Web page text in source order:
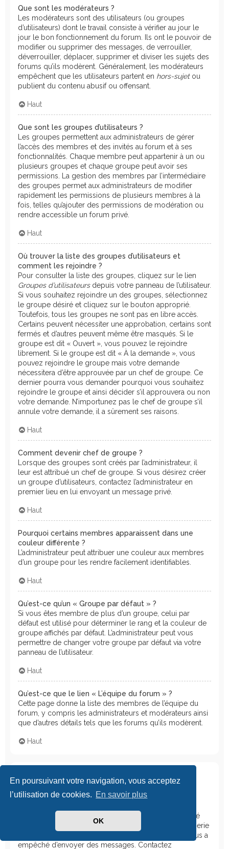
En poursuivant votre navigation, vous acceptez
l’utilisation de cookies. En savoir plus
OK
Que sont les modérateurs ?
Les modérateurs sont des utilisateurs (ou groupes
d’utilisateurs) dont le travail consiste à vérifier au jour le
jour le bon fonctionnement du forum. Ils ont le pouvoir de
modifier ou supprimer des messages, de verrouiller,
déverrouiller, déplacer, supprimer et diviser les sujets des
forums qu’ils modèrent. Généralement, les modérateurs
empêchent que les utilisateurs partent en hors-sujetou
publient du contenu abusif ou offensant.
Haut
Que sont les groupes d’utilisateurs ?
Les groupes permettent aux administrateurs de gérer
l’accès des membres et des invités au forum et à ses
fonctionnalités. Chaque membre peut appartenir à un ou
plusieurs groupes et chaque groupe peut avoir ses
permissions. La gestion des membres par l’intermédiaire
des groupes permet aux administrateurs de modifier
rapidement les permissions de plusieurs membres à la
fois, telles qu’ajouter des permissions de modération ou
rendre accessible un forum privé.
Haut
Où trouver la liste des groupes d’utilisateurs et
comment les rejoindre ?
Pour consulter la liste des groupes, cliquez sur le lien
Groupes d’utilisateursdepuis votre panneau de l’utilisateur.
Si vous souhaitez rejoindre un des groupes, sélectionnez
le groupe désiré et cliquez sur le bouton approprié.
Toutefois, tous les groupes ne sont pas en libre accès.
Certains peuvent nécessiter une approbation, certains sont
fermés et d’autres peuvent même être masqués. Si le
groupe est dit « Ouvert », vous pouvez le rejoindre
librement. Si le groupe est dit « À la demande », vous
pouvez rejoindre le groupe mais votre demande
nécessitera d’être approuvée par un chef de groupe. Ce
dernier pourra vous demander pourquoi vous souhaitez
rejoindre le groupe et ainsi décider s’il approuvera ou non
votre demande. N’importunez pas le chef de groupe s’il
annule votre demande, il a sûrement ses raisons.
Haut
Comment devenir chef de groupe ?
Lorsque des groupes sont créés par l’administrateur, il
leur est attribué un chef de groupe. Si vous désirez créer
un groupe d’utilisateurs, contactez l’administrateur en
premier lieu en lui envoyant un message privé.
Haut
Pourquoi certains membres apparaissent dans une
couleur différente ?
L’administrateur peut attribuer une couleur aux membres
d’un groupe pour les rendre facilement identifiables.
Haut
Qu’est-ce qu’un « Groupe par défaut » ?
Si vous êtes membre de plus d’un groupe, celui par
défaut est utilisé pour déterminer le rang et la couleur de
groupe affichés par défaut. L’administrateur peut vous
permettre de changer votre groupe par défaut via votre
panneau de l’utilisateur.
Haut
Qu’est-ce que le lien « L’équipe du forum » ?
Cette page donne la liste des membres de l’équipe du
forum, y compris les administrateurs et modérateurs ainsi
que d’autres détails tels que les forums qu’ils modèrent.
Haut
Messagerie privée
Il y a trois raisons pour cela : vous n’êtes pas enregistré
et/ou connecté, l’administrateur a désactivé la messagerie
privée sur l’ensemble du forum, ou l’administrateur vous a
empêché d’envoyer des messages. Contactez